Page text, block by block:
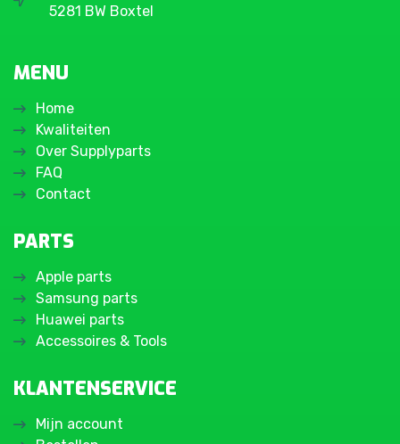
5281 BW Boxtel
MENU
Home
Kwaliteiten
Over Supplyparts
FAQ
Contact
PARTS
Apple parts
Samsung parts
Huawei parts
Accessoires & Tools
KLANTENSERVICE
Mijn account